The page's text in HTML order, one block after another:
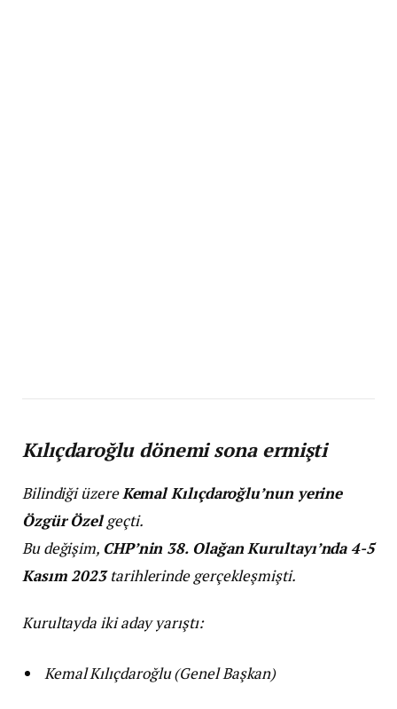
Kılıçdaroğlu dönemi sona ermişti
Bilindiği üzereKemal Kılıçdaroğlu’nun yerine
Özgür Özelgeçti.
Bu değişim, CHP’nin 38. Olağan Kurultayı’nda 4-5
Kasım 2023tarihlerinde gerçekleşmişti.
Kurultayda iki aday yarıştı:
Kemal Kılıçdaroğlu (Genel Başkan)